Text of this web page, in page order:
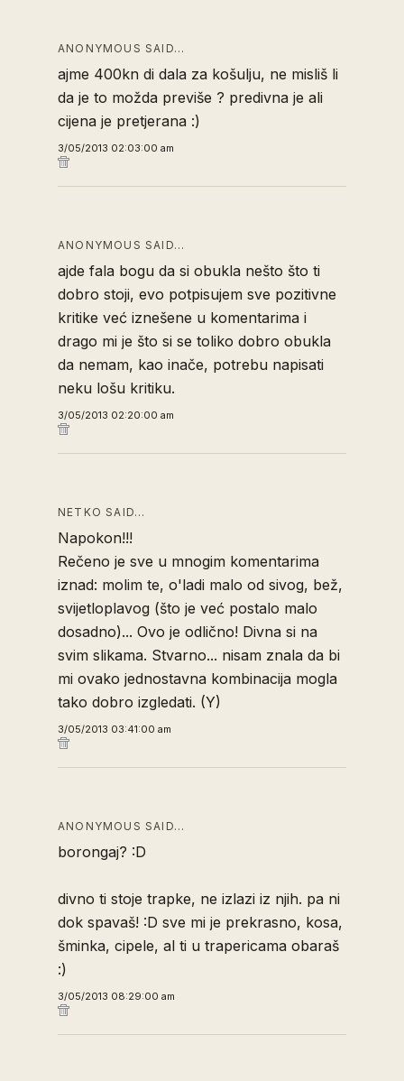
ANONYMOUS SAID…
ajme 400kn di dala za košulju, ne misliš li
da je to možda previše ? predivna je ali
cijena je pretjerana :)
3/05/2013 02:03:00 am
ANONYMOUS SAID…
ajde fala bogu da si obukla nešto što ti
dobro stoji, evo potpisujem sve pozitivne
kritike već iznešene u komentarima i
drago mi je što si se toliko dobro obukla
da nemam, kao inače, potrebu napisati
neku lošu kritiku.
3/05/2013 02:20:00 am
NETKO SAID…
Napokon!!!
Rečeno je sve u mnogim komentarima
iznad: molim te, o'ladi malo od sivog, bež,
svijetloplavog (što je već postalo malo
dosadno)... Ovo je odlično! Divna si na
svim slikama. Stvarno... nisam znala da bi
mi ovako jednostavna kombinacija mogla
tako dobro izgledati. (Y)
3/05/2013 03:41:00 am
ANONYMOUS SAID…
borongaj? :D
divno ti stoje trapke, ne izlazi iz njih. pa ni
dok spavaš! :D sve mi je prekrasno, kosa,
šminka, cipele, al ti u trapericama obaraš
:)
3/05/2013 08:29:00 am